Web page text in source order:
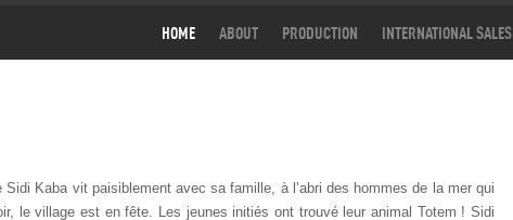
HOME ABOUT PRODUCTION INTERNATIONAL SALES
Kaba vit paisiblement avec sa famille, à l’abri des hommes de la mer qui
le village est en fête. Les jeunes initiés ont trouvé leur animal Totem ! Sidi